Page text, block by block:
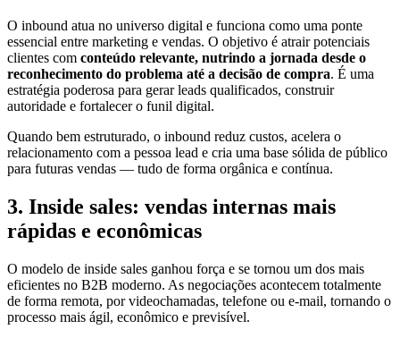
O inbound atua no universo digital e funciona como uma ponte
essencial entre marketing e vendas. O objetivo é atrair potenciais
clientes com conteúdo relevante, nutrindo a jornada desde o
reconhecimento do problema até a decisão de compra. É uma
estratégia poderosa para gerar leads qualificados, construir
autoridade e fortalecer o funil digital.
Quando bem estruturado, o inbound reduz custos, acelera o
relacionamento com a pessoa lead e cria uma base sólida de público
para futuras vendas — tudo de forma orgânica e contínua.
3. Inside sales: vendas internas mais
rápidas e econômicas
O modelo de inside sales ganhou força e se tornou um dos mais
eficientes no B2B moderno. As negociações acontecem totalmente
de forma remota, por videochamadas, telefone ou e-mail, tornando o
processo mais ágil, econômico e previsível.